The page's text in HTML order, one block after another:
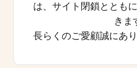
は、サイト閉鎖ととも
きま
長らくのご愛顧誠にあ